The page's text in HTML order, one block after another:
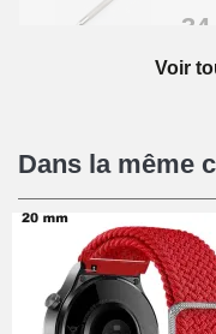
Kit
Voir
Dans la même